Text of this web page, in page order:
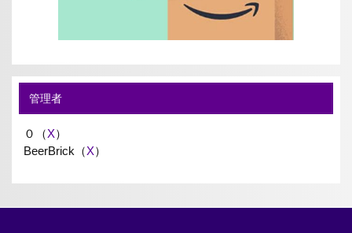
管理者
０（X）
BeerBrick（X）